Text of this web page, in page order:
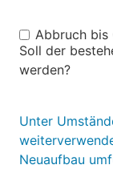
Abbruch
bis
Oberkante
Abbruch bis
Soll der
werden?
Unter
Neuaufbau